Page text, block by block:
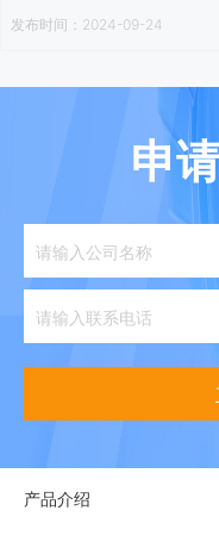
发布时间：2024-09-24
申
产品介绍